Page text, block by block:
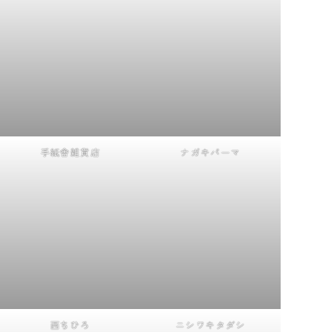
手紙舎雑貨店 ナガキパーマ
西ちひろ ニシワキタダシ